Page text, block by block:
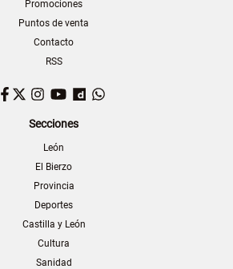
Promociones
Puntos de venta
Contacto
RSS
Facebook
TwitterInstagram
YouTubeDailymotion
Secciones
León
El Bierzo
Provincia
Deportes
Castilla y León
Cultura
Sanidad